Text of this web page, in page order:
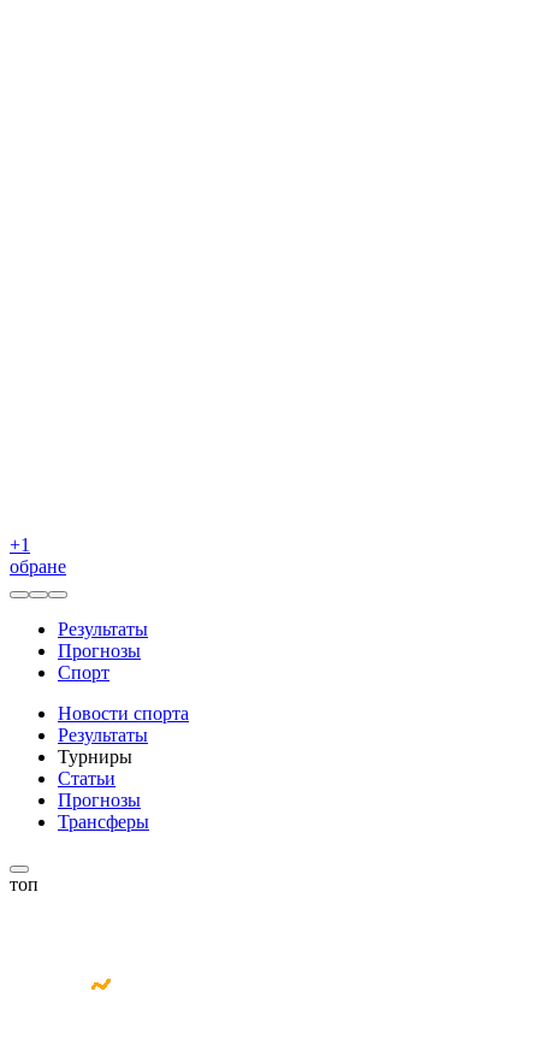
+1
обране
Результаты
Прогнозы
Спорт
Новости спорта
Результаты
Турниры
Статьи
Прогнозы
Трансферы
топ